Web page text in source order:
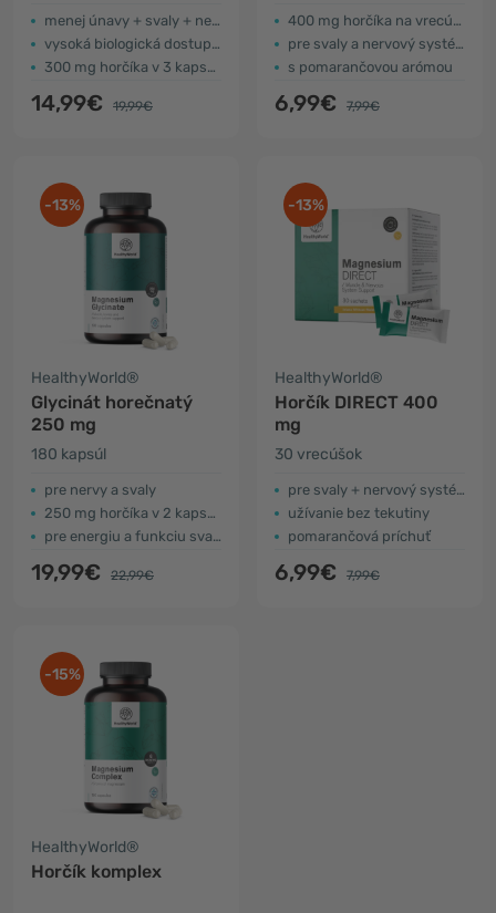
menej únavy + svaly + nervový systém
vysoká biologická dostupnosť
300 mg horčíka v 3 kapsulách
14,99€ 19,99€
400 mg horčíka na vrecúško
pre svaly a nervový systém
s pomarančovou arómou
6,99€ 7,99€
-13%
HealthyWorld®
Glycinát horečnatý
250 mg
180 kapsúl
pre nervy a svaly
250 mg horčíka v 2 kapsulách
pre energiu a funkciu svalov
19,99€ 22,99€
-13%
HealthyWorld®
Horčík DIRECT 400
mg
30 vrecúšok
pre svaly + nervový systém
užívanie bez tekutiny
pomarančová príchuť
6,99€ 7,99€
-15%
HealthyWorld®
Horčík komplex